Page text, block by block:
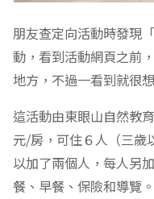
朋友查定向活動時發現
動，看到活動網頁之前
地方，不過一看到就很
這活動由東眼山自然教
元/房，可住６人（三歲
以加了兩個人，每人另
餐、早餐、保險和導覽